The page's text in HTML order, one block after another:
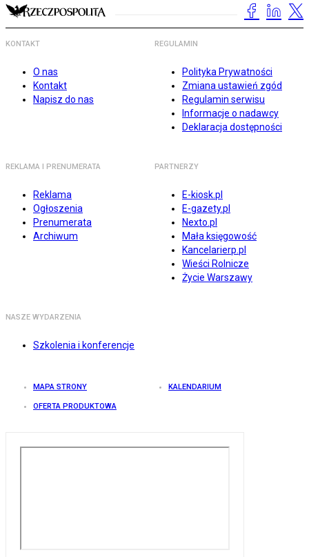
KONTAKT
O nas
Kontakt
Napisz do nas
REGULAMIN
Polityka Prywatności
Zmiana ustawień zgód
Regulamin serwisu
Informacje o nadawcy
Deklaracja dostępności
REKLAMA I PRENUMERATA
Reklama
Ogłoszenia
Prenumerata
Archiwum
PARTNERZY
E-kiosk.pl
E-gazety.pl
Nexto.pl
Mała księgowość
Kancelarierp.pl
Wieści Rolnicze
Życie Warszawy
NASZE WYDARZENIA
Szkolenia i konferencje
MAPA STRONY KALENDARIUM
OFERTA PRODUKTOWA